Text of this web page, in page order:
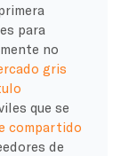
para
no
gris
que se
compartido
de